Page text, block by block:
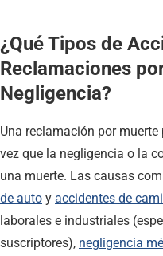
¿Qué Tipos de
Reclamaciones
Negligencia?
Una reclamación por
vez que la negligencia o la
una muerte. Las causas
de auto y accidentes de
laborales e industriales
suscriptores), negligencia